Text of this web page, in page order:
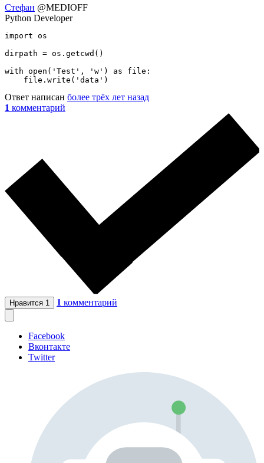
Стефан @MEDIOFF
Python Developer
import os
dirpath = os.getcwd()
with open('Test', 'w') as file:
    file.write('data')
Ответ написан более трёх лет назад
1 комментарий
Нравится 1 1 комментарий
Facebook
Вконтакте
Twitter